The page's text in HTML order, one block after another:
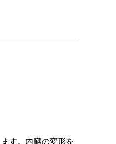
す。内臓の変形を